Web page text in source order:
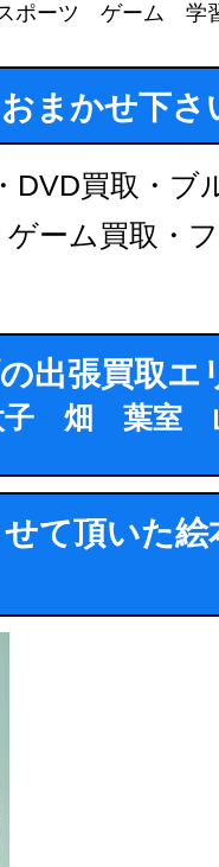
ポーツ ゲーム
まかせ下さ
DVD買取・ブ
ーム買取・
出張買取エ
子 畑 葉室
て頂いた絵